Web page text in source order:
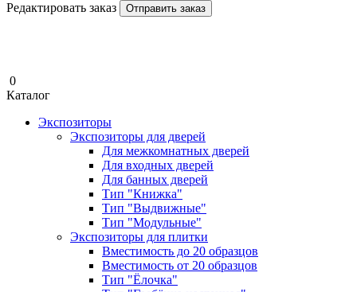
Редактировать заказ
Отправить заказ
0
Каталог
Экспозиторы
Экспозиторы для дверей
Для межкомнатных дверей
Для входных дверей
Для банных дверей
Тип "Книжка"
Тип "Выдвижные"
Тип "Модульные"
Экспозиторы для плитки
Вместимость до 20 образцов
Вместимость от 20 образцов
Тип "Ёлочка"